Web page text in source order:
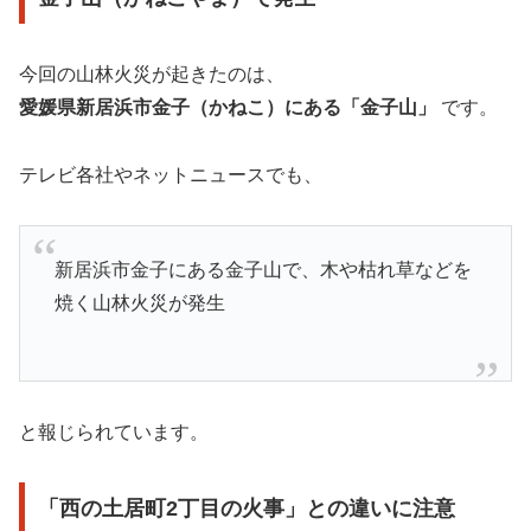
今回の山林火災が起きたのは、
愛媛県新居浜市金子（かねこ）にある「金子山」
です。
テレビ各社やネットニュースでも、
新居浜市金子にある金子山で、木や枯れ草などを
焼く山林火災が発生
と報じられています。
「西の土居町2丁目の火事」との違いに注意